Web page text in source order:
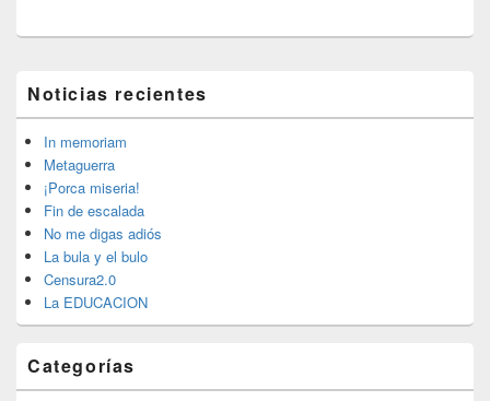
área
de
widget
barra
lateral
primaria
Noticias recientes
In memoriam
Metaguerra
¡Porca miseria!
Fin de escalada
No me digas adiós
La bula y el bulo
Censura2.0
La EDUCACION
Categorías